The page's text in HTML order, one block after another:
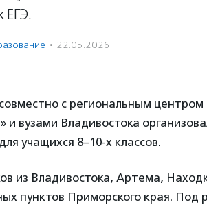
ЕГЭ.
· 22.05.2026
с региональным
и вузами Владивостока
учащихся 8–10-х классов.
из Владивостока, Артема,
пунктов Приморского края. Под